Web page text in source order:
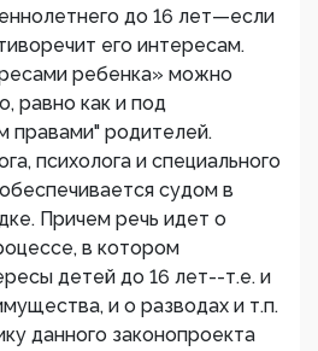
до 16 лет—если
его интересам.
ребенка» можно
равно как и под
правами" родителей.
психолога и специального
судом в
Причем речь идет о
в котором
детей до 16 лет--т.е. и
и о разводах и т.п.
данного законопроекта